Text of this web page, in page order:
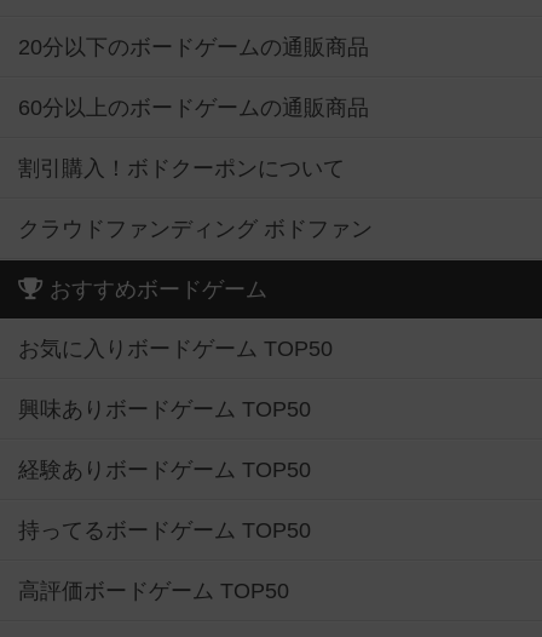
20分以下のボードゲームの通販商品
60分以上のボードゲームの通販商品
割引購入！ボドクーポンについて
クラウドファンディング ボドファン
おすすめボードゲーム
お気に入りボードゲーム TOP50
興味ありボードゲーム TOP50
経験ありボードゲーム TOP50
持ってるボードゲーム TOP50
高評価ボードゲーム TOP50